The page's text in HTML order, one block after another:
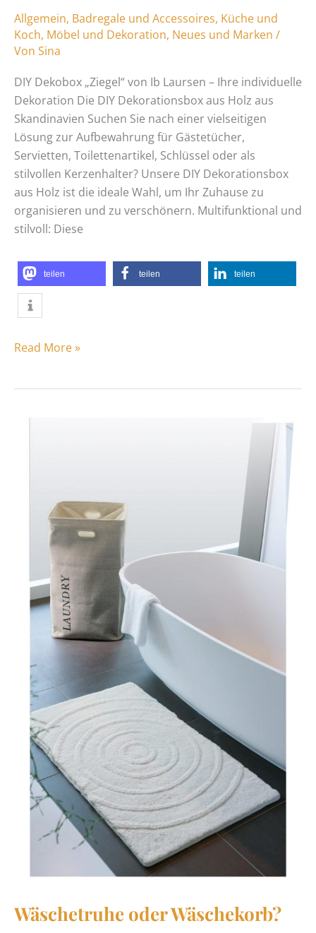
Allgemein, Badregale und Accessoires, Küche und
Koch, Möbel und Dekoration, Neues und Marken /
Von Sina
DIY Dekobox „Ziegel“ von Ib Laursen – Ihre individuelle
Dekoration Die DIY Dekorationsbox aus Holz aus
Skandinavien Suchen Sie nach einer vielseitigen
Lösung zur Aufbewahrung für Gästetücher,
Servietten, Toilettenartikel, Schlüssel oder als
stilvollen Kerzenhalter? Unsere DIY Dekorationsbox
aus Holz ist die ideale Wahl, um Ihr Zuhause zu
organisieren und zu verschönern. Multifunktional und
stilvoll: Diese
teilen teilen teilen
Read More »
Wäschetruhe oder Wäschekorb?